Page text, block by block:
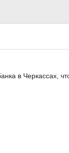
в Черкассах,